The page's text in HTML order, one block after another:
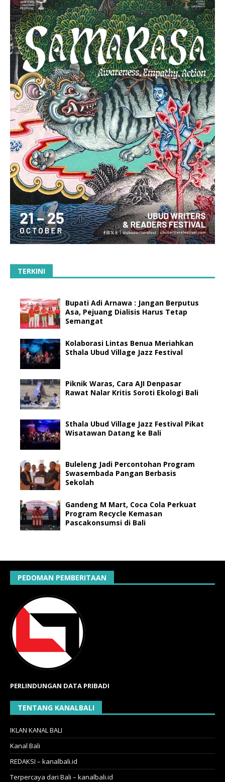
TERKINI
Bupati Adi Arnawa : Jangan Berputus
Asa, Pejuang Dialisis Harus Tetap
Semangat
Kolaborasi Lintas Benua Meriahkan
Sthala Ubud Village Jazz Festival
Piknik Waras, Cara AJI Denpasar
Rawat Nalar Kritis Soroti Ekologi Bali
Sthala Ubud Village Jazz Festival Pikat
Wisatawan Datang ke Bali
Buleleng Jadi Percontohan Program
Swasembada Pangan Berbasis
Sekolah
Gandeng M Mart, Coca Cola Perkuat
Program Recycle Kemasan
Pascakonsumsi di Bali
PEDOMAN PEMBERITAAN
PERLINDUNGAN DATA PRIBADI
TENTANG KANALBALI
IKLAN KANAL BALI
Kanal Bali
REDAKSI – kanalbali.id
Terpercaya dari Bali – kanalbali.id